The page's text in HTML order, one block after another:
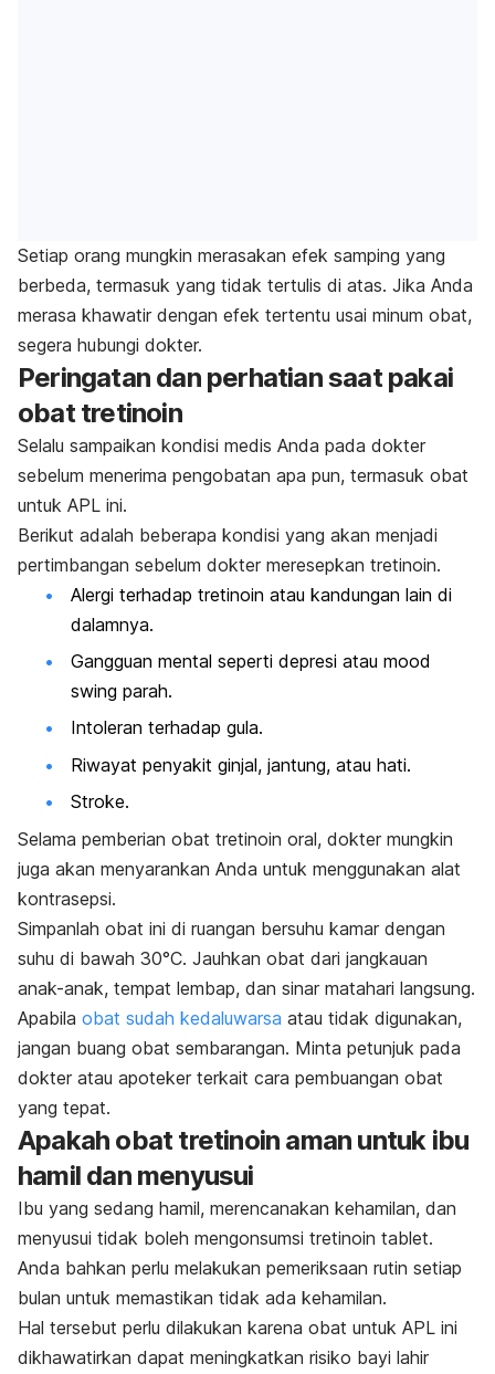
Setiap orang mungkin merasakan efek samping yang
berbeda, termasuk yang tidak tertulis di atas. Jika Anda
merasa khawatir dengan efek tertentu usai minum obat,
segera hubungi dokter.
Peringatan dan perhatian saat pakai
obat tretinoin
Selalu sampaikan kondisi medis Anda pada dokter
sebelum menerima pengobatan apa pun, termasuk obat
untuk APL ini.
Berikut adalah beberapa kondisi yang akan menjadi
pertimbangan sebelum dokter meresepkan tretinoin.
Alergi terhadap tretinoin atau kandungan lain di
dalamnya.
Gangguan mental seperti depresi atau mood
swing parah.
Intoleran terhadap gula.
Riwayat penyakit ginjal, jantung, atau hati.
Stroke.
Selama pemberian obat tretinoin oral, dokter mungkin
juga akan menyarankan Anda untuk menggunakan alat
kontrasepsi.
Simpanlah obat ini di ruangan bersuhu kamar dengan
suhu di bawah 30°C. Jauhkan obat dari jangkauan
anak-anak, tempat lembap, dan sinar matahari langsung.
Apabila obat sudah kedaluwarsa atau tidak digunakan,
jangan buang obat sembarangan. Minta petunjuk pada
dokter atau apoteker terkait cara pembuangan obat
yang tepat.
Apakah obat tretinoin aman untuk ibu
hamil dan menyusui
Ibu yang sedang hamil, merencanakan kehamilan, dan
menyusui tidak boleh mengonsumsi tretinoin tablet.
Anda bahkan perlu melakukan pemeriksaan rutin setiap
bulan untuk memastikan tidak ada kehamilan.
Hal tersebut perlu dilakukan karena obat untuk APL ini
dikhawatirkan dapat meningkatkan risiko bayi lahir